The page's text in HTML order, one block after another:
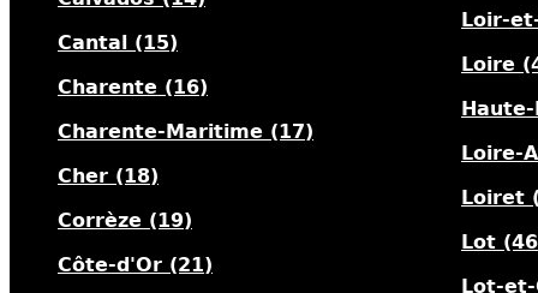
Cantal (15)
Charente (16)
Charente-Maritime (17)
Cher (18)
Corrèze (19)
Côte-d'Or (21)
Loir-
Loire
Loire-
Loiret
Lot
Lot-et-